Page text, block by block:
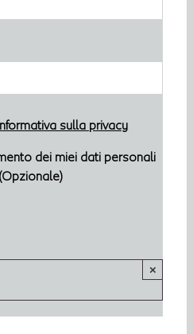
sulla privacy
dei miei dati personali
×